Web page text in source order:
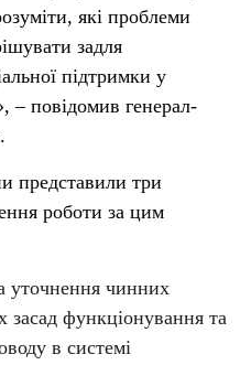
які проблеми
задля
підтримки у
– повідомив генерал-
представили три
роботи за цим
уточнення чинних
засад функціонування та
в системі